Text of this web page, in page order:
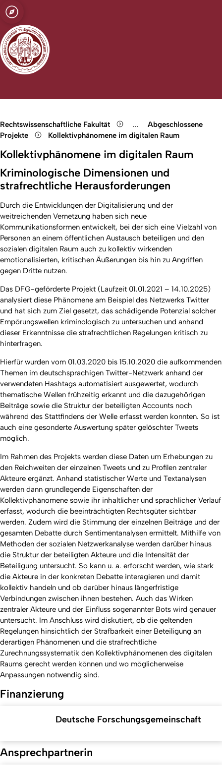
Open quicklink menu
Rechtswissenschaftliche Fakultät Show remaining
...
Abgeschlossene
Projekte
Kollektivphänomene im digitalen Raum
Kollektivphänomene im digitalen Raum
Kriminologische Dimensionen und
strafrechtliche Herausforderungen
Durch die Entwicklungen der Digitalisierung und der
weitreichenden Vernetzung haben sich neue
Kommunikationsformen entwickelt, bei der sich eine Vielzahl von
Personen an einem öffentlichen Austausch beteiligen und den
sozialen digitalen Raum auch zu kollektiv wirkenden
emotionalisierten, kritischen Äußerungen bis hin zu Angriffen
gegen Dritte nutzen.
Das DFG-geförderte Projekt (Laufzeit 01.01.2021 – 14.10.2025)
analysiert diese Phänomene am Beispiel des Netzwerks Twitter
und hat sich zum Ziel gesetzt, das schädigende Potenzial solcher
Empörungswellen kriminologisch zu untersuchen und anhand
dieser Erkenntnisse die strafrechtlichen Regelungen kritisch zu
hinterfragen.
Hierfür wurden vom 01.03.2020 bis 15.10.2020 die aufkommenden
Themen im deutschsprachigen Twitter-Netzwerk anhand der
verwendeten Hashtags automatisiert ausgewertet, wodurch
thematische Wellen frühzeitig erkannt und die dazugehörigen
Beiträge sowie die Struktur der beteiligten Accounts noch
während des Stattfindens der Welle erfasst werden konnten. So ist
auch eine gesonderte Auswertung später gelöschter Tweets
möglich.
Im Rahmen des Projekts werden diese Daten um Erhebungen zu
den Reichweiten der einzelnen Tweets und zu Profilen zentraler
Akteure ergänzt. Anhand statistischer Werte und Textanalysen
werden dann grundlegende Eigenschaften der
Kollektivphänomene sowie ihr inhaltlicher und sprachlicher Verlauf
erfasst, wodurch die beeinträchtigten Rechtsgüter sichtbar
werden. Zudem wird die Stimmung der einzelnen Beiträge und der
gesamten Debatte durch Sentimentanalysen ermittelt. Mithilfe von
Methoden der sozialen Netzwerkanalyse werden darüber hinaus
die Struktur der beteiligten Akteure und die Intensität der
Beteiligung untersucht. So kann u. a. erforscht werden, wie stark
die Akteure in der konkreten Debatte interagieren und damit
kollektiv handeln und ob darüber hinaus längerfristige
Verbindungen zwischen ihnen bestehen. Auch das Wirken
zentraler Akteure und der Einfluss sogenannter Bots wird genauer
untersucht. Im Anschluss wird diskutiert, ob die geltenden
Regelungen hinsichtlich der Strafbarkeit einer Beteiligung an
derartigen Phänomenen und die strafrechtliche
Zurechnungssystematik den Kollektivphänomenen des digitalen
Raums gerecht werden können und wo möglicherweise
Anpassungen notwendig sind.
Finanzierung
Deutsche Forschungsgemeinschaft
Ansprechpartnerin